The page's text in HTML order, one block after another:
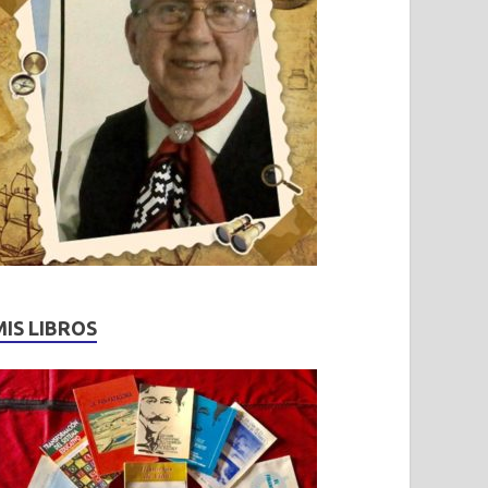
LIBROS